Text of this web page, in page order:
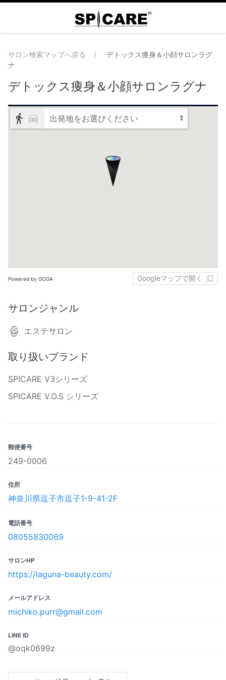
サロン検索マップへ戻る
デトックス痩身＆小顔サロンラグ
ナ
デトックス痩身＆小顔サロンラグナ
出発地をお選びください
Powered by GOGA Googleマップで開く
サロンジャンル
エステサロン
取り扱いブランド
SPICARE V3シリーズ
SPICARE V.O.S シリーズ
郵便番号
249-0006
住所
神奈川県逗子市逗子1-9-41-2F
電話番号
08055830069
サロンHP
https://laguna-beauty.com/
メールアドレス
michiko.purr@gmail.com
LINE ID
@oqk0699z